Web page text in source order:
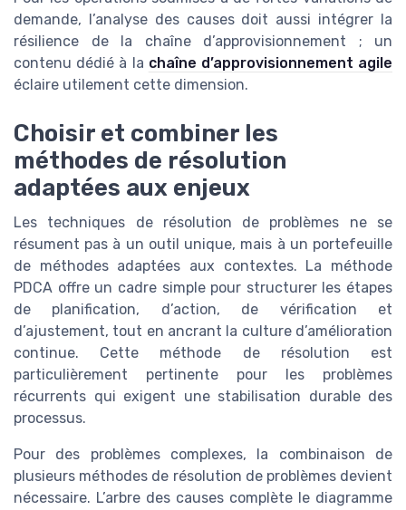
demande, l’analyse des causes doit aussi intégrer la
résilience de la chaîne d’approvisionnement ; un
contenu dédié à la chaîne d’approvisionnement agile
éclaire utilement cette dimension.
Choisir et combiner les
méthodes de résolution
adaptées aux enjeux
Les techniques de résolution de problèmes ne se
résument pas à un outil unique, mais à un portefeuille
de méthodes adaptées aux contextes. La méthode
PDCA offre un cadre simple pour structurer les étapes
de planification, d’action, de vérification et
d’ajustement, tout en ancrant la culture d’amélioration
continue. Cette méthode de résolution est
particulièrement pertinente pour les problèmes
récurrents qui exigent une stabilisation durable des
processus.
Pour des problèmes complexes, la combinaison de
plusieurs méthodes de résolution de problèmes devient
nécessaire. L’arbre des causes complète le diagramme